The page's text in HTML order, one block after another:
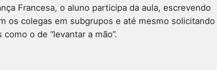
Francesa, o aluno participa da aula, escrevendo
os colegas em subgrupos e até mesmo solicitando
o de “levantar a mão”.